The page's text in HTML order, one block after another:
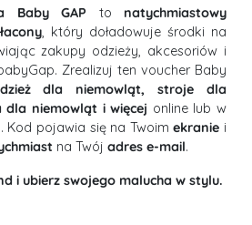
Baby GAP to natychmiastowy
, który doładowuje środki na
zakupy odzieży, akcesoriów i
Zrealizuj ten voucher Baby
dla niemowląt, stroje dla
dla niemowląt i więcej online lub w
Kod pojawia się na Twoimekranie i
na Twój adres e-mail.
i ubierz swojego malucha w stylu.